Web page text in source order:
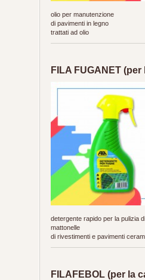
olio per manutenzione
di pavimenti in legno
trattati ad olio
FILA FUGANET (per
detergente rapido per la pulizia
mattonelle
di rivestimenti e pavimenti
FILAFEBOL (per la